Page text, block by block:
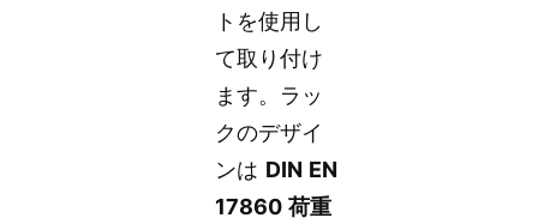
トを使用し
て取り付け
ます。ラッ
クのデザイ
ンは DIN EN
17860 荷重